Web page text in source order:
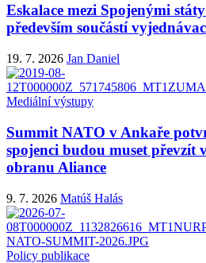
Eskalace mezi Spojenými
především součástí
19. 7. 2026 Jan Daniel
Mediální výstupy
Summit NATO v Ankaře
spojenci budou muset převzít
obranu Aliance
9. 7. 2026 Matúš Halás
Policy publikace